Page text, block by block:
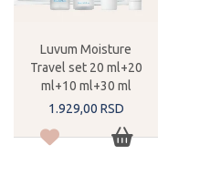
Luvum Moisture
Travel set 20 ml+20
ml+10 ml+30 ml
1.929,00 RSD